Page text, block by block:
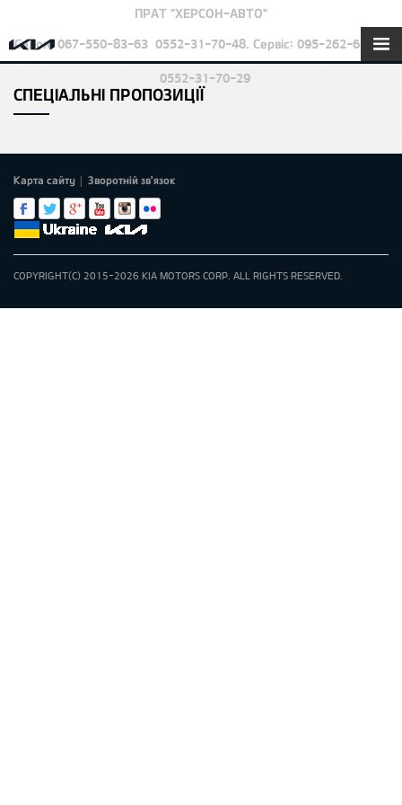
ПРАТ "ХЕРСОН-АВТО"
Салон: 067-550-83-63 0552-31-70-48. Сервіс: 095-262-63-24
0552-31-70-29
СПЕЦІАЛЬНІ ПРОПОЗИЦІЇ
Карта сайту Зворотній зв'язок
COPYRIGHT(C) 2015-2026 KIA MOTORS CORP. ALL RIGHTS RESERVED.